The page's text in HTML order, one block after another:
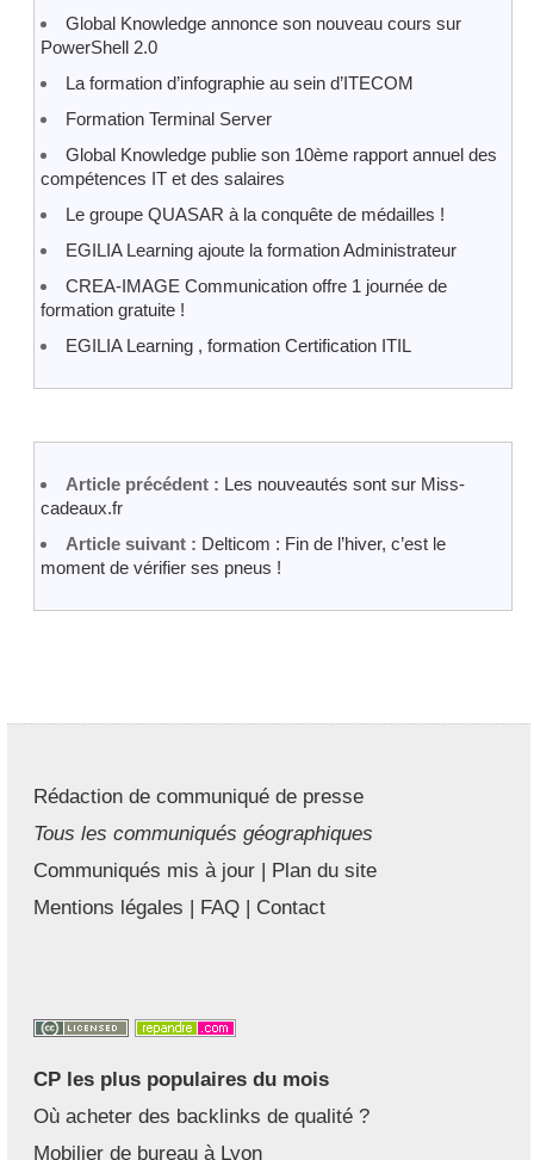
Global Knowledge annonce son nouveau cours sur
PowerShell 2.0
La formation d’infographie au sein d’ITECOM
Formation Terminal Server
Global Knowledge publie son 10ème rapport annuel des
compétences IT et des salaires
Le groupe QUASAR à la conquête de médailles !
EGILIA Learning ajoute la formation Administrateur
CREA-IMAGE Communication offre 1 journée de
formation gratuite !
EGILIA Learning , formation Certification ITIL
Article précédent : Les nouveautés sont sur Miss-
cadeaux.fr
Article suivant : Delticom : Fin de l’hiver, c’est le
moment de vérifier ses pneus !
Rédaction de communiqué de presse
Tous les communiqués géographiques
Communiqués mis à jour | Plan du site
Mentions légales | FAQ | Contact
CP les plus populaires du mois
Où acheter des backlinks de qualité ?
Mobilier de bureau à Lyon